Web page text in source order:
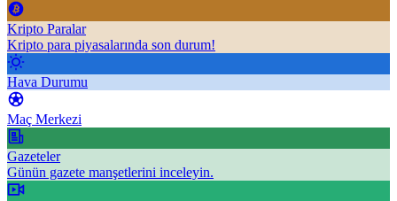
Kripto Paralar
Kripto para piyasalarında son durum!
Hava Durumu
Maç Merkezi
Gazeteler
Günün gazete manşetlerini inceleyin.